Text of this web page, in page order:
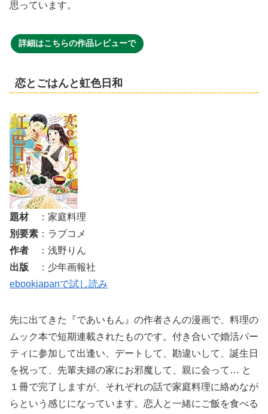
思っています。
詳細はこちらの作品レビューで
恋とごはんと虹色日和
題材
：家庭料理
別要素 ：ラブコメ
作者
：浅野りん
出版
：少年画報社
ebookjapanで試し読み
先に出てきた『であいもん』の作者さんの漫画で、料理の
ムック本で短期連載されたものです。付き合いで婚活パー
ティに参加して出逢い、デートして、勘違いして、誕生日
を祝って、先輩夫婦の家にお邪魔して、親に会って… と
１冊で完了しますが、それぞれの話で家庭料理に絡めなが
らという感じになっています。恋人と一緒にご飯を食べる